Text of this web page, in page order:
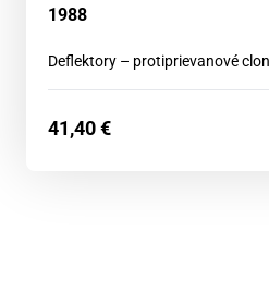
1988
Deflektory – protiprievanové
41,40€